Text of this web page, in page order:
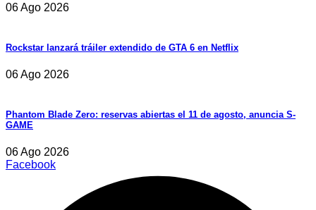
06 Ago 2026
Rockstar lanzará tráiler extendido de GTA 6 en Netflix
06 Ago 2026
Phantom Blade Zero: reservas abiertas el 11 de agosto, anuncia S-
GAME
06 Ago 2026
Facebook